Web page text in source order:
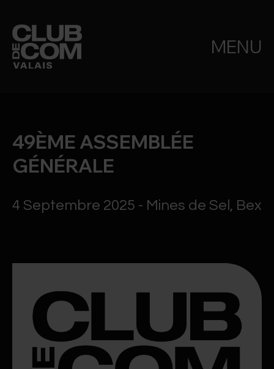
MENU
49ÈME ASSEMBLÉE
GÉNÉRALE
4 Septembre 2025 - Mines de Sel, Bex